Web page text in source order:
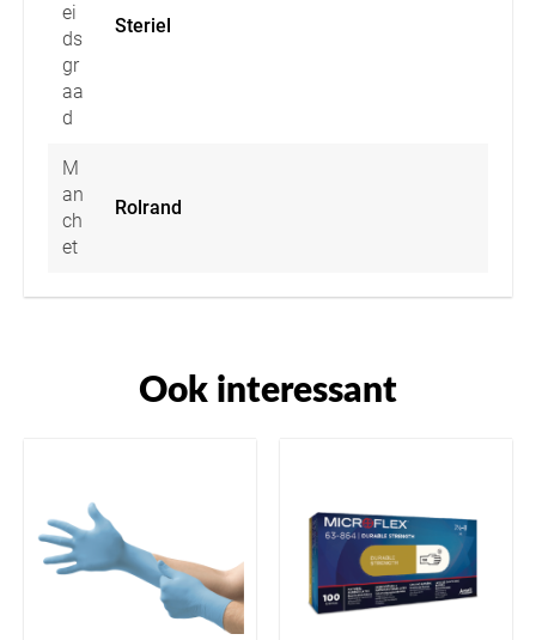
ei
ds
gr
aa
d
Steriel
M
an
ch
et
Rolrand
Ook interessant